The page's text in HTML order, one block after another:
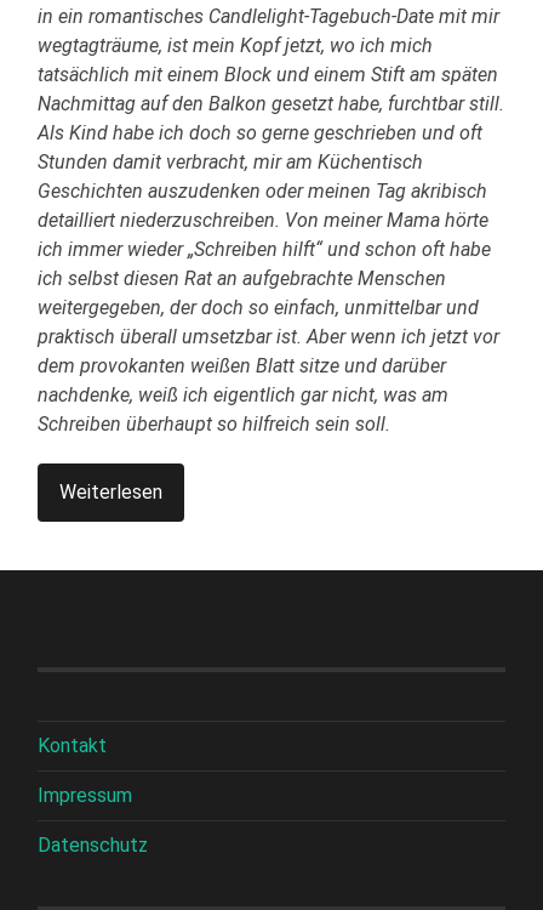
in ein romantisches Candlelight-Tagebuch-Date mit mir
wegtagträume, ist mein Kopf jetzt, wo ich mich
tatsächlich mit einem Block und einem Stift am späten
Nachmittag auf den Balkon gesetzt habe, furchtbar still.
Als Kind habe ich doch so gerne geschrieben und oft
Stunden damit verbracht, mir am Küchentisch
Geschichten auszudenken oder meinen Tag akribisch
detailliert niederzuschreiben. Von meiner Mama hörte
ich immer wieder „Schreiben hilft“ und schon oft habe
ich selbst diesen Rat an aufgebrachte Menschen
weitergegeben, der doch so einfach, unmittelbar und
praktisch überall umsetzbar ist. Aber wenn ich jetzt vor
dem provokanten weißen Blatt sitze und darüber
nachdenke, weiß ich eigentlich gar nicht, was am
Schreiben überhaupt so hilfreich sein soll.
Weiterlesen
Kontakt
Impressum
Datenschutz